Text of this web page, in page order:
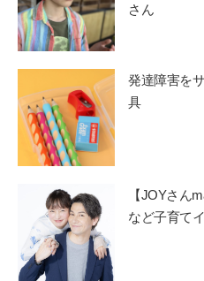
さん
発達障害を
具
【JOYさん
など子育て